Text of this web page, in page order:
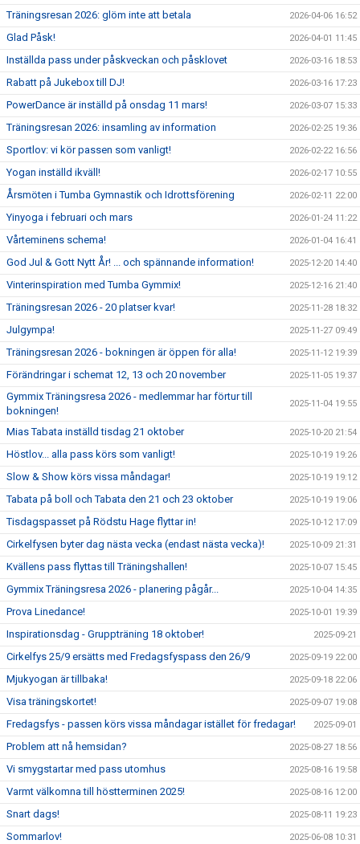
Träningsresan 2026: glöm inte att betala 2026-04-06 16:52
Glad Påsk! 2026-04-01 11:45
Inställda pass under påskveckan och påsklovet 2026-03-16 18:53
Rabatt på Jukebox till DJ! 2026-03-16 17:23
PowerDance är inställd på onsdag 11 mars! 2026-03-07 15:33
Träningsresan 2026: insamling av information 2026-02-25 19:36
Sportlov: vi kör passen som vanligt! 2026-02-22 16:56
Yogan inställd ikväll! 2026-02-17 10:55
Årsmöten i Tumba Gymnastik och Idrottsförening 2026-02-11 22:00
Yinyoga i februari och mars 2026-01-24 11:22
Vårteminens schema! 2026-01-04 16:41
God Jul & Gott Nytt År! ... och spännande information! 2025-12-20 14:40
Vinterinspiration med Tumba Gymmix! 2025-12-16 21:40
Träningsresan 2026 - 20 platser kvar! 2025-11-28 18:32
Julgympa! 2025-11-27 09:49
Träningsresan 2026 - bokningen är öppen för alla! 2025-11-12 19:39
Förändringar i schemat 12, 13 och 20 november 2025-11-05 19:37
Gymmix Träningsresa 2026 - medlemmar har förtur till
bokningen!
2025-11-04 19:55
Mias Tabata inställd tisdag 21 oktober 2025-10-20 21:54
Höstlov... alla pass körs som vanligt! 2025-10-19 19:26
Slow & Show körs vissa måndagar! 2025-10-19 19:12
Tabata på boll och Tabata den 21 och 23 oktober 2025-10-19 19:06
Tisdagspasset på Rödstu Hage flyttar in! 2025-10-12 17:09
Cirkelfysen byter dag nästa vecka (endast nästa vecka)! 2025-10-09 21:31
Kvällens pass flyttas till Träningshallen! 2025-10-07 15:45
Gymmix Träningsresa 2026 - planering pågår... 2025-10-04 14:35
Prova Linedance! 2025-10-01 19:39
Inspirationsdag - Gruppträning 18 oktober! 2025-09-21
Cirkelfys 25/9 ersätts med Fredagsfyspass den 26/9 2025-09-19 22:00
Mjukyogan är tillbaka! 2025-09-18 22:06
Visa träningskortet! 2025-09-07 19:08
Fredagsfys - passen körs vissa måndagar istället för fredagar! 2025-09-01
Problem att nå hemsidan? 2025-08-27 18:56
Vi smygstartar med pass utomhus 2025-08-16 19:58
Varmt välkomna till höstterminen 2025! 2025-08-16 12:00
Snart dags! 2025-08-11 19:23
Sommarlov! 2025-06-08 10:31